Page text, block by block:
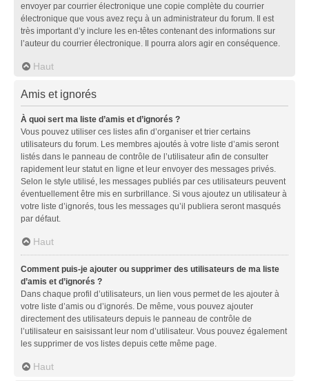
envoyer par courrier électronique une copie complète du courrier
électronique que vous avez reçu à un administrateur du forum. Il est
très important d’y inclure les en-têtes contenant des informations sur
l’auteur du courrier électronique. Il pourra alors agir en conséquence.
Haut
Amis et ignorés
À quoi sert ma liste d’amis et d’ignorés ?
Vous pouvez utiliser ces listes afin d’organiser et trier certains
utilisateurs du forum. Les membres ajoutés à votre liste d’amis seront
listés dans le panneau de contrôle de l’utilisateur afin de consulter
rapidement leur statut en ligne et leur envoyer des messages privés.
Selon le style utilisé, les messages publiés par ces utilisateurs peuvent
éventuellement être mis en surbrillance. Si vous ajoutez un utilisateur à
votre liste d’ignorés, tous les messages qu’il publiera seront masqués
par défaut.
Haut
Comment puis-je ajouter ou supprimer des utilisateurs de ma liste
d’amis et d’ignorés ?
Dans chaque profil d’utilisateurs, un lien vous permet de les ajouter à
votre liste d’amis ou d’ignorés. De même, vous pouvez ajouter
directement des utilisateurs depuis le panneau de contrôle de
l’utilisateur en saisissant leur nom d’utilisateur. Vous pouvez également
les supprimer de vos listes depuis cette même page.
Haut